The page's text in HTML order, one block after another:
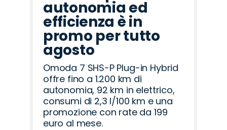
autonomia ed
efficienza è in
promo per tutto
agosto
Omoda 7 SHS-P Plug-in Hybrid
offre fino a 1.200 km di
autonomia, 92 km in elettrico,
consumi di 2,3 l/100 km e una
promozione con rate da 199
euro al mese.